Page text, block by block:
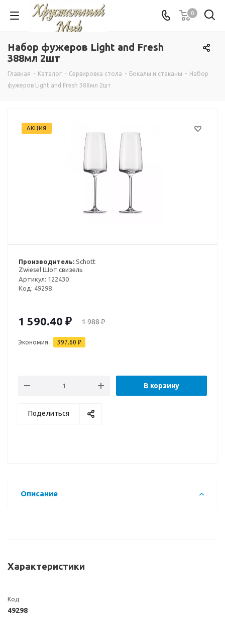
0
Набор фужеров Light and Fresh
388мл 2шт
Главная - Каталог - Сервировка стола - Бокалы и стаканы - Набор
фужеров Light and Fresh 388мл 2шт
АКЦИЯ
Производитель: Schott
Zwiesel Шот свизель
Артикул: 122430
Код: 49298
1 590.40 ₽ 1 988₽
Экономия 397.60 ₽
В корзину
Поделиться
Описание
Характеристики
Код
49298